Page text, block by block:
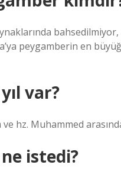
bahsedilmiyor,
peygamberin en
var?
hz. Muhammed
istedi?